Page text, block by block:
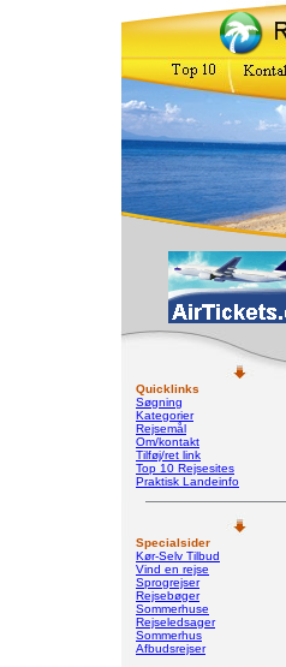
Quicklinks
Søgning
Kategorier
Rejsemål
Om/kontakt
Tilføj/ret link
Top 10 Rejsesites
Praktisk Landeinfo
Specialsider
Kør-Selv Tilbud
Vind en rejse
Sprogrejser
Rejsebøger
Sommerhuse
Rejseledsager
Sommerhus
Afbudsrejser